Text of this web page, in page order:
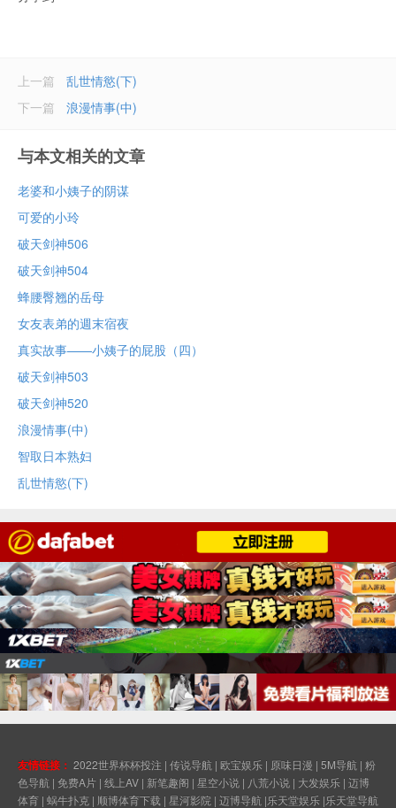
上一篇
乱世情慾(下)
浪漫情事(中)
下一篇
与本文相关的文章
老婆和小姨子的阴谋
可爱的小玲
破天剑神506
破天剑神504
蜂腰臀翘的岳母
女友表弟的週末宿夜
真实故事——小姨子的屁股（四）
破天剑神503
破天剑神520
浪漫情事(中)
智取日本熟妇
乱世情慾(下)
友情链接： 2022世界杯杯投注 | 传说导航 | 欧宝娱乐 | 原味日漫 | 5M导航 | 粉
色导航 | 免费A片 | 线上AV | 新笔趣阁 | 星空小说 | 八荒小说 | 大发娱乐 | 迈博
体育 | 蜗牛扑克 | 顺博体育下载 | 星河影院 | 迈博导航 |乐天堂娱乐 |乐天堂导航